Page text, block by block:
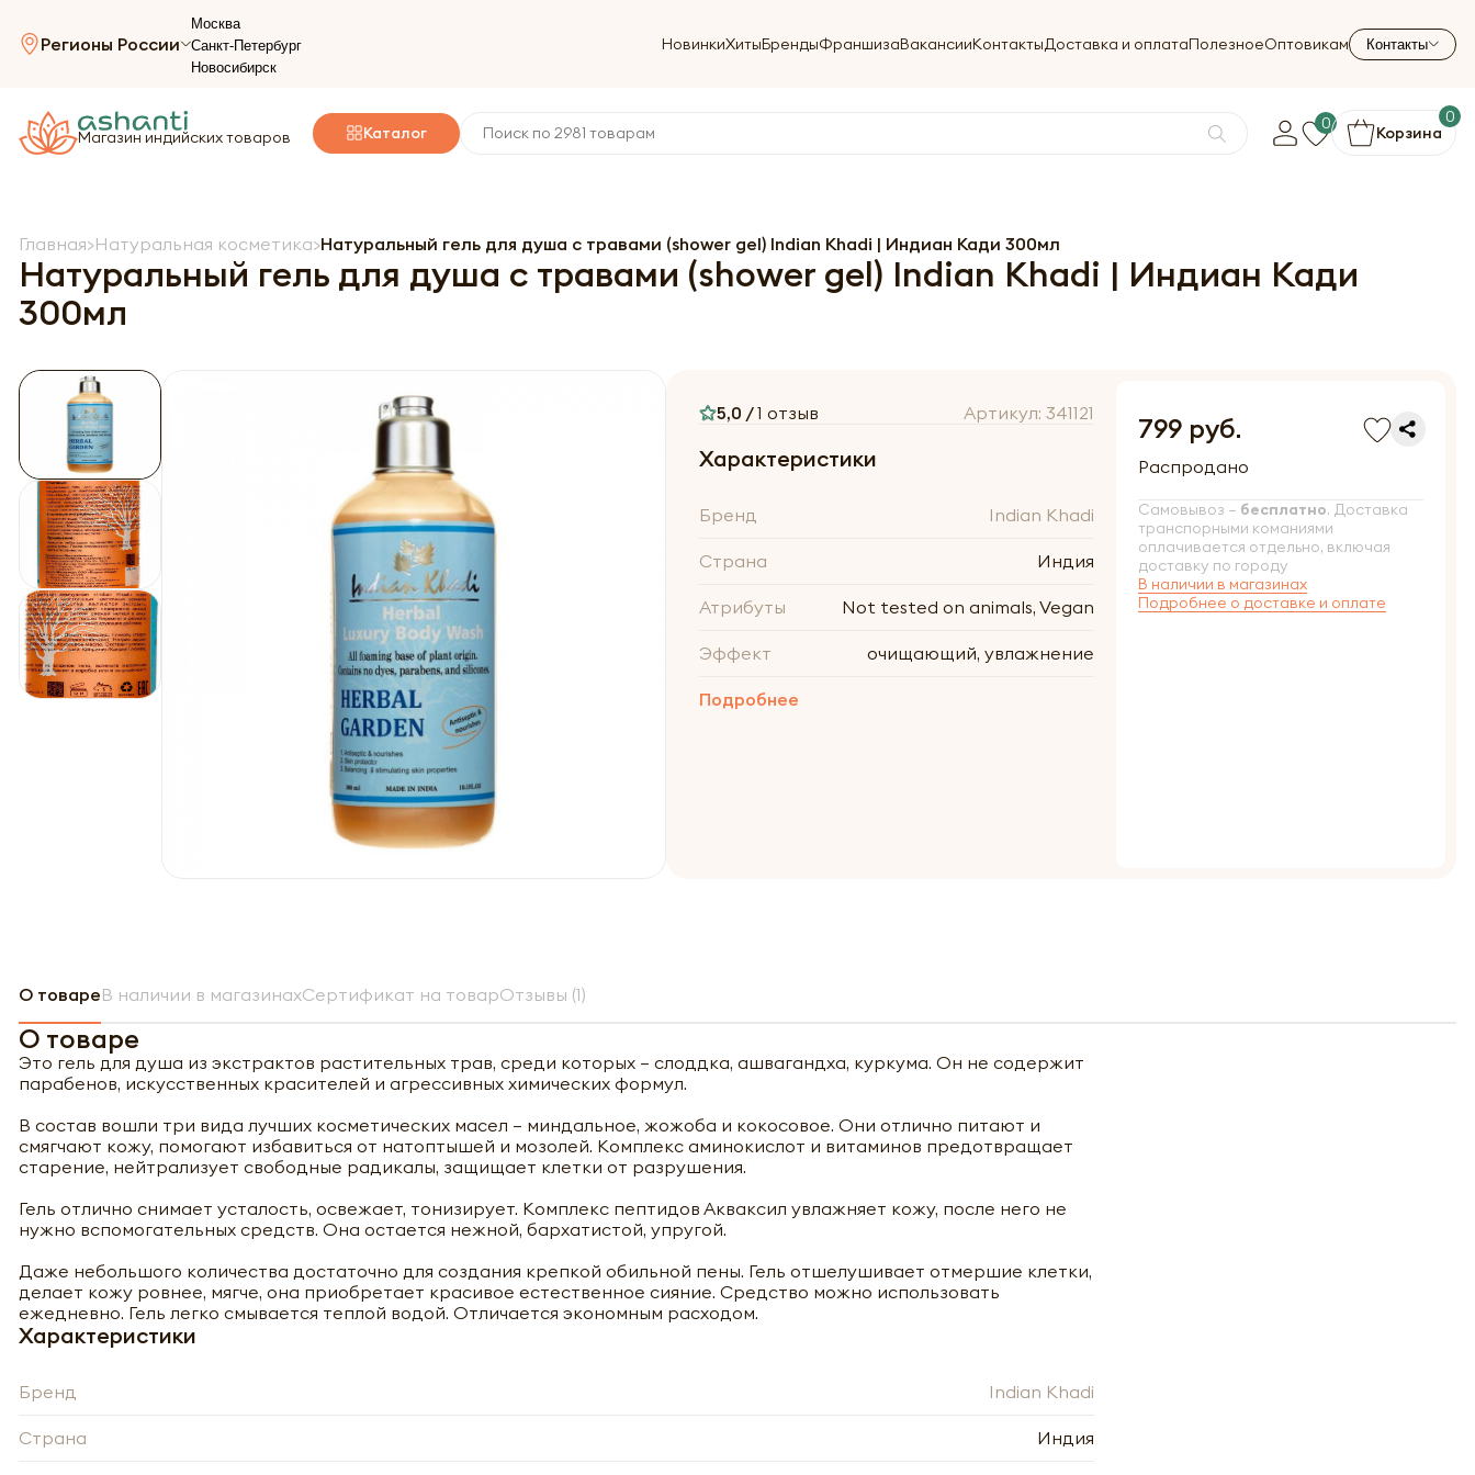
Регионы России
Москва
Санкт-Петербург
Новосибирск
НовинкиХитыБрендыФраншизаВакансииКонтактыДоставка и оплатаПолезноеОптовикам Контакты
Магазин индийских товаров Каталог 0 Корзина
0
Главная Натуральная косметика Натуральный гель для душа с травами (shower gel) Indian Khadi | Индиан Кади 300мл
Натуральный гель для душа с травами (shower gel) Indian Khadi | Индиан Кади
300мл
5,0 /1 отзыв Артикул: 341121
Характеристики
Бренд Indian Khadi
Страна Индия
Атрибуты Not tested on animals, Vegan
Эффект очищающий, увлажнение
Подробнее
799 руб.
Распродано
Самовывоз – бесплатно. Доставка
транспорными команиями
оплачивается отдельно, включая
доставку по городу
В наличии в магазинах
Подробнее о доставке и оплате
О товареВ наличии в магазинахСертификат на товарОтзывы (1)
О товаре
Это гель для душа из экстрактов растительных трав, среди которых – слоддка, ашвагандха, куркума. Он не содержит
парабенов, искусственных красителей и агрессивных химических формул.
В состав вошли три вида лучших косметических масел – миндальное, жожоба и кокосовое. Они отлично питают и
смягчают кожу, помогают избавиться от натоптышей и мозолей. Комплекс аминокислот и витаминов предотвращает
старение, нейтрализует свободные радикалы, защищает клетки от разрушения.
Гель отлично снимает усталость, освежает, тонизирует. Комплекс пептидов Акваксил увлажняет кожу, после него не
нужно вспомогательных средств. Она остается нежной, бархатистой, упругой.
Даже небольшого количества достаточно для создания крепкой обильной пены. Гель отшелушивает отмершие клетки,
делает кожу ровнее, мягче, она приобретает красивое естественное сияние. Средство можно использовать
ежедневно. Гель легко смывается теплой водой. Отличается экономным расходом.
Характеристики
Бренд Indian Khadi
Страна Индия